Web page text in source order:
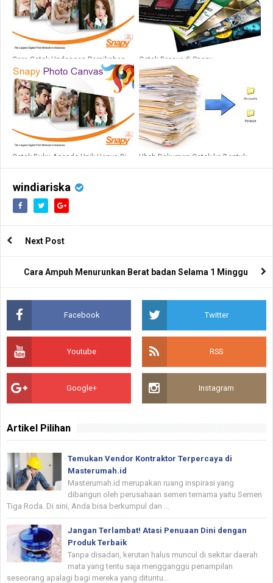
Cara Cetak Undangan Pernikahan
Secara Online
Cetak Brosur di Snapy
Cetak Buku Agenda Unik Hanya Di
Ubah Dokumen Cetak ke Bentuk
windiariska
Next Post
Cara Ampuh Menurunkan Berat badan Selama 1 Minggu
Facebook Twitter
Youtube RSS
Google+ Instagram
Artikel Pilihan
Temukan Vendor Kontraktor Terpercaya di
Masterumah.id
Masterumah.id merupakan ruang inspirasi yang
dibangun oleh perusahaan semen ternama yaitu Semen
Tiga Roda. Di sini, Anda bisa berkumpul dan ...
Jangan Terlambat! Atasi Penuaan Dini dengan
Produk Terbaik
Tanpa disadari, kerutan halus muncul di sekitar daerah
mata yang tentu saja mengganggu penampilan
seseorang apalagi bagi mereka yang dituntu...